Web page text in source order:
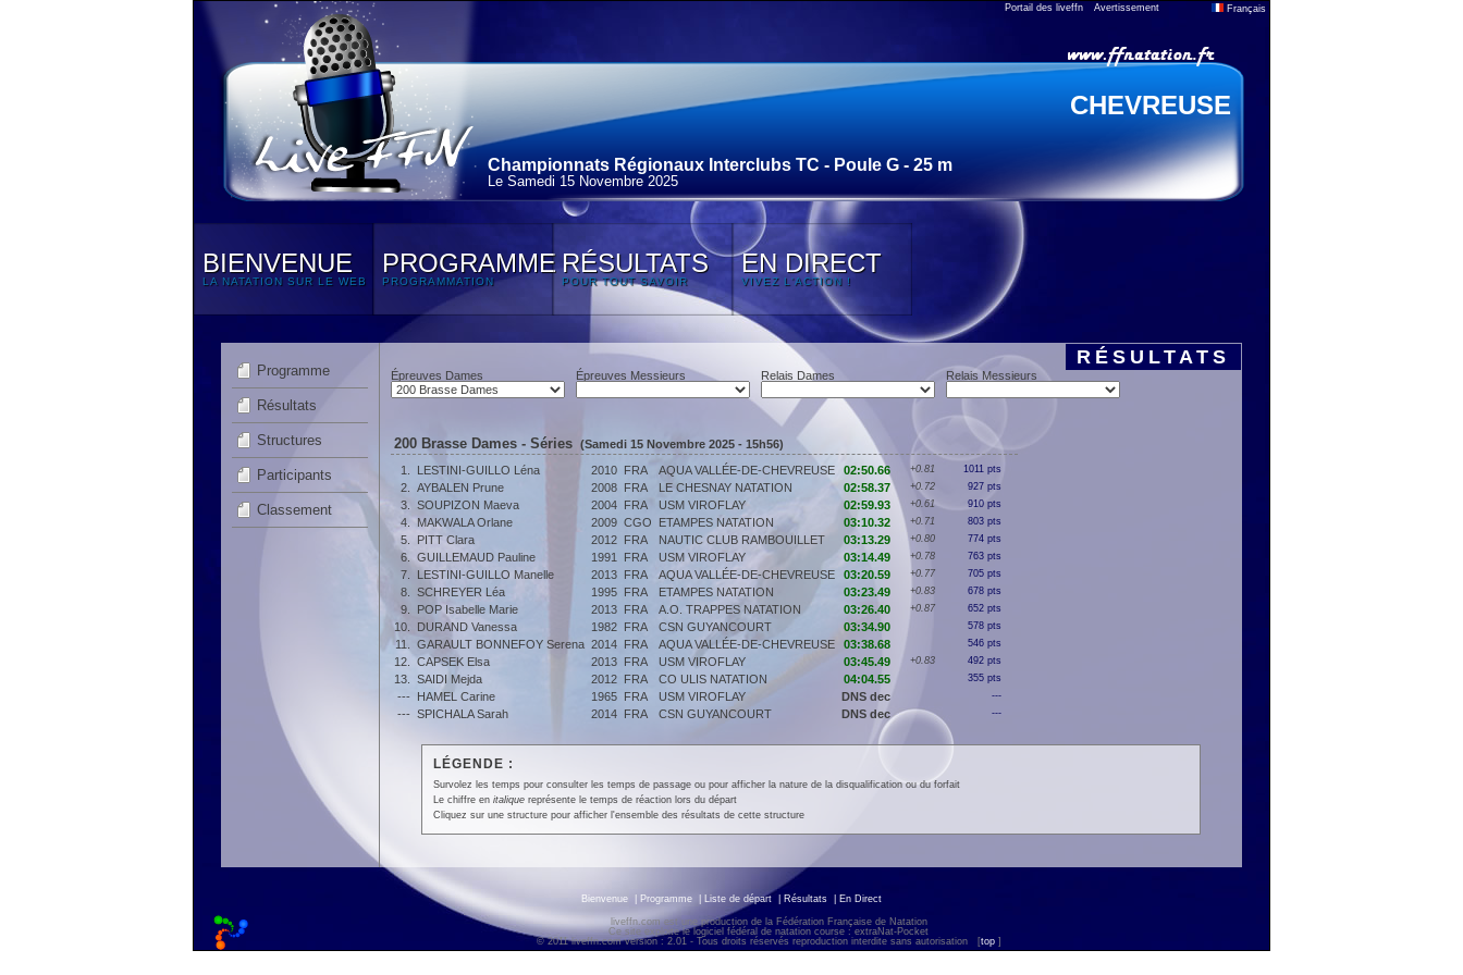
Portail des liveffn Avertissement Français
CHEVREUSE
Championnats Régionaux Interclubs TC - Poule G - 25 m
Le Samedi 15 Novembre 2025
BIENVENUE
LA NATATION SUR LE WEB
PROGRAMME
PROGRAMMATION
RÉSULTATS
POUR TOUT SAVOIR
EN DIRECT
VIVEZ L'ACTION !
Programme
Résultats
Structures
Participants
Classement
RÉSULTATS
Épreuves Dames Épreuves Messieurs Relais Dames Relais Messieurs
200 Brasse Dames - Séries (Samedi 15 Novembre 2025 - 15h56)
1.
LESTINI-GUILLO Léna 2010 FRA AQUA VALLÉE-DE-CHEVREUSE 02:50.66 +0.81 1011 pts
2. AYBALEN Prune 2008 FRA LE CHESNAY NATATION 02:58.37 +0.72 927 pts
3. SOUPIZON Maeva 2004 FRA USM VIROFLAY 02:59.93 +0.61 910 pts
4. MAKWALA Orlane 2009 CGO ETAMPES NATATION 03:10.32 +0.71 803 pts
5. PITT Clara 2012 FRA NAUTIC CLUB RAMBOUILLET 03:13.29 +0.80 774 pts
6. GUILLEMAUD Pauline 1991 FRA USM VIROFLAY 03:14.49 +0.78 763 pts
7. LESTINI-GUILLO Manelle 2013 FRA AQUA VALLÉE-DE-CHEVREUSE 03:20.59 +0.77 705 pts
8. SCHREYER Léa 1995 FRA ETAMPES NATATION 03:23.49 +0.83 678 pts
9. POP Isabelle Marie 2013 FRA A.O. TRAPPES NATATION 03:26.40 +0.87 652 pts
10. DURAND Vanessa 1982 FRA CSN GUYANCOURT 03:34.90 578 pts
11. GARAULT BONNEFOY Serena 2014 FRA AQUA VALLÉE-DE-CHEVREUSE 03:38.68 546 pts
12. CAPSEK Elsa 2013 FRA USM VIROFLAY 03:45.49 +0.83 492 pts
13. SAIDI Mejda 2012 FRA CO ULIS NATATION 04:04.55 355 pts
--- HAMEL Carine 1965 FRA USM VIROFLAY DNS dec ---
--- SPICHALA Sarah 2014 FRA CSN GUYANCOURT DNS dec ---
LÉGENDE :
Survolez les temps pour consulter les temps de passage ou pour afficher la nature de la disqualification ou du forfait
Le chiffre en italiquereprésente le temps de réaction lors du départ
Cliquez sur une structure pour afficher l'ensemble des résultats de cette structure
Bienvenue Programme Liste de départ Résultats En Direct
liveffn.com est une production de la Fédération Française de Natation
Ce site exploite le logiciel fédéral de natation course : extraNat-Pocket
© 2011 liveffn.com version : 2.01 - Tous droits réservés reproduction interdite sans autorisation
[top ]